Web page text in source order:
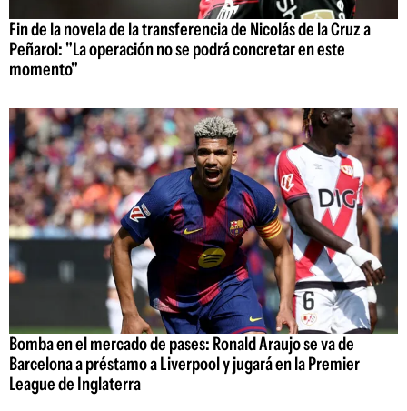
Fin de la novela de la transferencia de Nicolás de la Cruz a
Peñarol: "La operación no se podrá concretar en este
momento"
Bomba en el mercado de pases: Ronald Araujo se va de
Barcelona a préstamo a Liverpool y jugará en la Premier
League de Inglaterra